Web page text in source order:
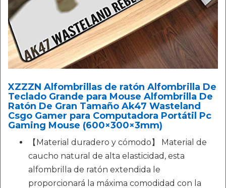
XZZZN Alfombrillas de ratón Alfombrilla De
Teclado Grande para Mouse Alfombrilla De
Ratón De Gran Tamaño Ak47 Wasteland
Csgo Gamer para Computadora Portátil Pc
Gaming Mouse (600×300×3mm)
【Material duradero y cómodo】 Material de
caucho natural de alta elasticidad, esta
alfombrilla de ratón extendida le
proporcionará la máxima comodidad con la